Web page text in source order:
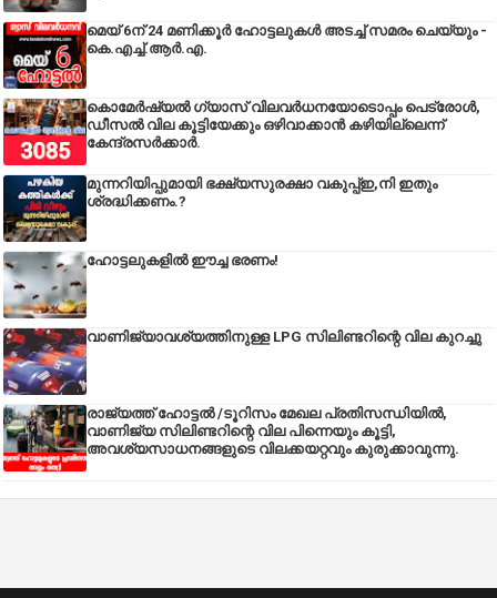
മെയ് 6ന് 24 മണിക്കൂർ ഹോട്ടലുകൾ അടച്ച് സമരം ചെയ്യും -
കെ.എച്ച്.ആർ.എ.
കൊമേർഷ്യൽ ഗ്യാസ് വിലവർധനയോടൊപ്പം പെട്രോൾ,
ഡീസല്‍ വില കൂട്ടിയേക്കും ഒഴിവാക്കാന്‍ കഴിയില്ലെന്ന്
കേന്ദ്രസര്‍ക്കാര്‍.
മുന്നറിയിപ്പുമായി ഭക്ഷ്യസുരക്ഷാ വകുപ്പ്ഇ,നി ഇതും
ശ്രദ്ധിക്കണം.?
ഹോട്ടലുകളിൽ ഈച്ച ഭരണം!
വാണിജ്യാവശ്യത്തിനുള്ള LPG സിലിണ്ടറിന്റെ വില കുറച്ചു
രാജ്യത്ത് ഹോട്ടൽ /ടൂറിസം മേഖല പ്രതിസന്ധിയിൽ,
വാണിജ്യ സിലിണ്ടറിന്റെ വില പിന്നെയും കൂട്ടി,
അവശ്യസാധനങ്ങളുടെ വിലക്കയറ്റവും കുരുക്കാവുന്നു.